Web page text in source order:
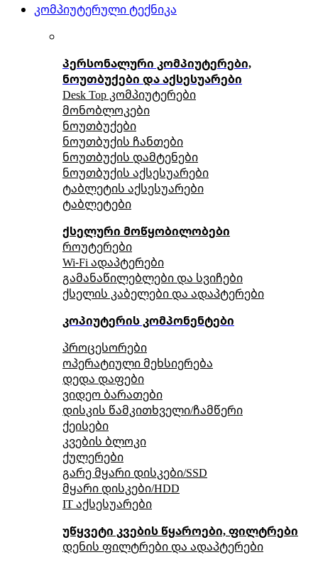
კომპიუტერული ტექნიკა
პერსონალური კომპიუტერები,
ნოუთბუქები და აქსესუარები
Desk Top კომპიუტერები
მონობლოკები
ნოუთბუქები
ნოუთბუქის ჩანთები
ნოუთბუქის დამტენები
ნოუთბუქის აქსესუარები
ტაბლეტის აქსესუარები
ტაბლეტები
ქსელური მოწყობილობები
როუტერები
Wi-Fi ადაპტერები
გამანაწილებლები და სვიჩები
ქსელის კაბელები და ადაპტერები
კოპიუტერის კომპონენტები
პროცესორები
ოპერატიული მეხსიერება
დედა დაფები
ვიდეო ბარათები
დისკის წამკითხველი/ჩამწერი
ქეისები
კვების ბლოკი
ქულერები
გარე მყარი დისკები/SSD
მყარი დისკები/HDD
IT აქსესუარები
უწყვეტი კვების წყაროები, ფილტრები
დენის ფილტრები და ადაპტერები